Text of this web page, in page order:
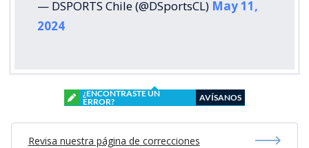
— DSPORTS Chile (@DSportsCL) May 11,
2024
¿ENCONTRASTE UN
ERROR?
AVÍSANOS
Revisa nuestra página de correcciones